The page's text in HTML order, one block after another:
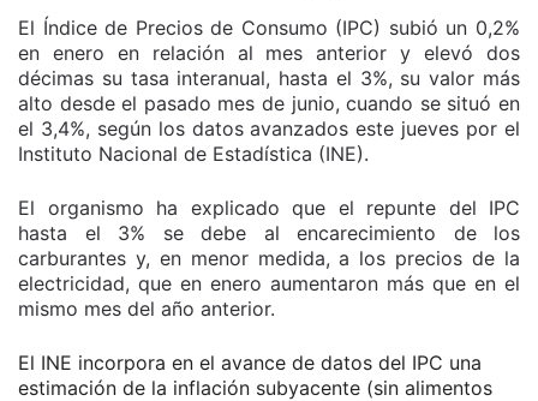
El Índice de Precios de Consumo (IPC) subió un 0,2%
en enero en relación al mes anterior y elevó dos
décimas su tasa interanual, hasta el 3%, su valor más
alto desde el pasado mes de junio, cuando se situó en
el 3,4%, según los datos avanzados este jueves por el
Instituto Nacional de Estadística (INE).
El organismo ha explicado que el repunte del IPC
hasta el 3% se debe al encarecimiento de los
carburantes y, en menor medida, a los precios de la
electricidad, que en enero aumentaron más que en el
mismo mes del año anterior.
El INE incorpora en el avance de datos del IPC una
estimación de la inflación subyacente (sin alimentos